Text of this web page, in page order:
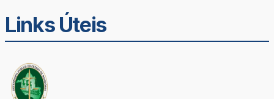
Links Úteis